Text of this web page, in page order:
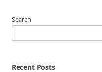
Search
Recent Posts